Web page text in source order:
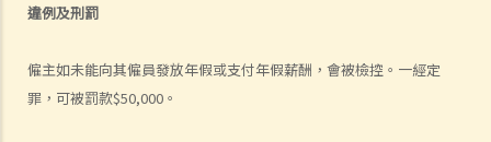
違例及刑罰
僱主如未能向其僱員發放年假或支付年假薪酬，會被檢控。一經定
罪，可被罰款$50,000。
4. 我每週從星期一到星期五工作， 星期六和星期日休息。如果法定假期
5. 僱員可以自願在休息日工作嗎？
6. 僱員於法定假期期間應否受薪？